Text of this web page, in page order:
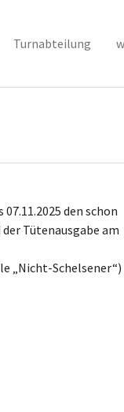
Turnabteilung
den schon
Tütenausgabe am
„Nicht-